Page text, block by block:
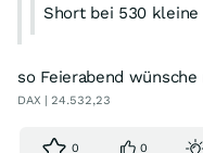
Short bei 530
so Feierabend
DAX | 24.532,23
0 0